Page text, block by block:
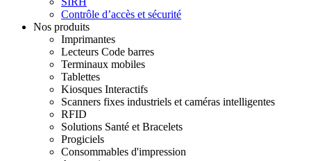
Contrôle d’accès et sécurité
Nos produits
Imprimantes
Lecteurs Code barres
Terminaux mobiles
Tablettes
Kiosques Interactifs
Scanners fixes industriels et caméras intelligentes
RFID
Solutions Santé et Bracelets
Progiciels
Consommables d'impression